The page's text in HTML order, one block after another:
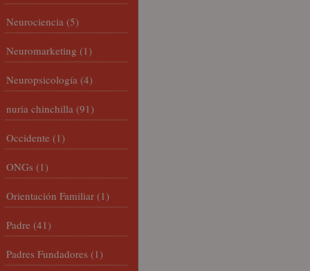
Neurociencia (5)
Neuromarketing (1)
Neuropsicología (4)
nuria chinchilla (91)
Occidente (1)
ONGs (1)
Orientación Familiar (1)
Padre (41)
Padres Fundadores (1)